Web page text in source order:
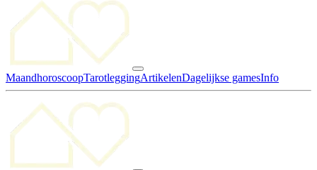
MaandhoroscoopTarotleggingArtikelenDagelijkse gamesInfo